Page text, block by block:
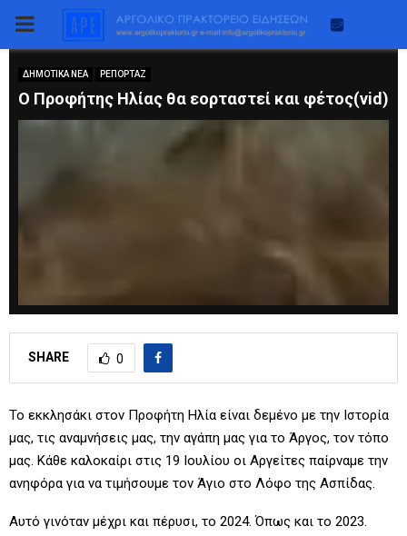
PRIMARY
MENU
ΔΗΜΟΤΙΚΑ ΝΕΑ ΡΕΠΟΡΤΑΖ
Ο Προφήτης Ηλίας θα εορταστεί και φέτος(vid)
SHARE 0
Το εκκλησάκι στον Προφήτη Ηλία είναι δεμένο με την Ιστορία
μας, τις αναμνήσεις μας, την αγάπη μας για το Άργος, τον τόπο
μας. Κάθε καλοκαίρι στις 19 Ιουλίου οι Αργείτες παίρναμε την
ανηφόρα για να τιμήσουμε τον Άγιο στο Λόφο της Ασπίδας.
Αυτό γινόταν μέχρι και πέρυσι, το 2024. Όπως και το 2023.